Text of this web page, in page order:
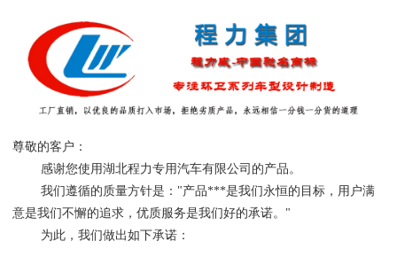
尊敬的客户：
感谢您使用湖北程力专用汽车有限公司的产品。
我们遵循的质量方针是："产品***是我们永恒的目标，用户满
意是我们不懈的追求，优质服务是我们好的承诺。"
为此，我们做出如下承诺：